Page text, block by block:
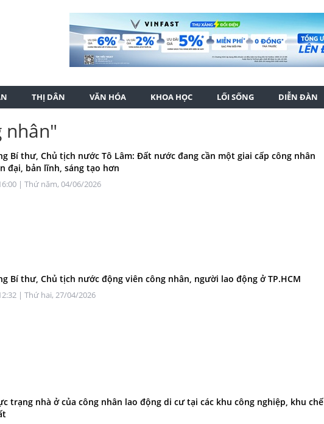
THỊ DÂN VĂN HÓA KHOA HỌC LỐI SỐNG DIỄN ĐÀN
nhân"
Bí thư, Chủ tịch nước Tô Lâm: Đất nước đang cần một giai cấp công nhân
đại, bản lĩnh, sáng tạo hơn
| Thứ năm, 04/06/2026
Bí thư, Chủ tịch nước động viên công nhân, người lao động ở TP.HCM
| Thứ hai, 27/04/2026
trạng nhà ở của công nhân lao động di cư tại các khu công nghiệp, khu chế